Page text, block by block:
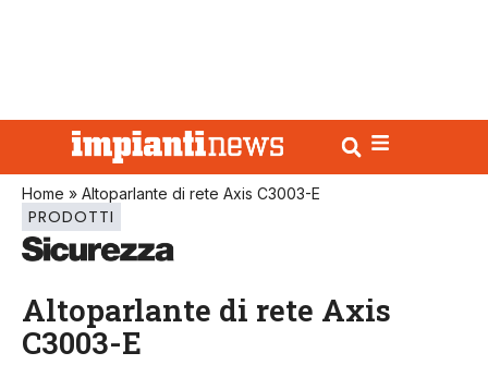
Home » Altoparlante di rete Axis C3003-E
PRODOTTI
Altoparlante di rete Axis
C3003-E